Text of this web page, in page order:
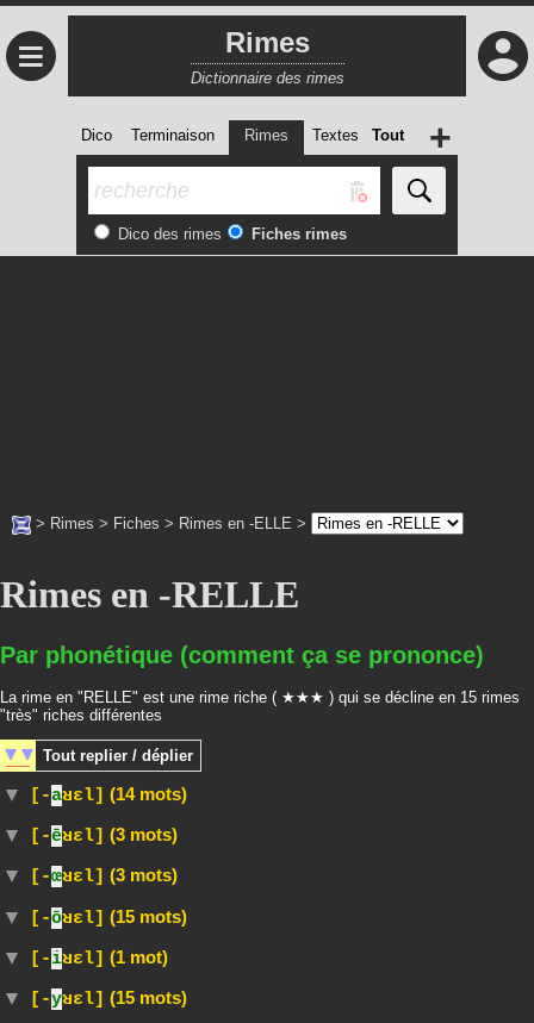
≡ Rimes
Dictionnaire des rimes
Dico Terminaison Rimes Textes Tout
Dico des rimes Fiches rimes
+
> Rimes > Fiches > Rimes en -ELLE >
Rimes en -RELLE
Par phonétique (comment ça se prononce)
La rime en "RELLE" est une rime riche ( ★★★ ) qui se décline en 15 rimes
"très" riches différentes
Tout replier / déplier
[-aʁɛl] (14 mots)
[-ēʁɛl] (3 mots)
[-œʁɛl] (3 mots)
[-ōʁɛl] (15 mots)
[-iʁɛl] (1 mot)
[-yʁɛl] (15 mots)